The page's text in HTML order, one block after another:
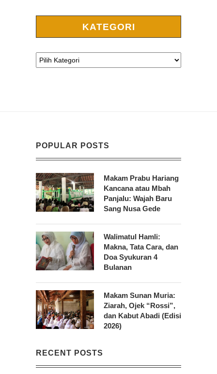
KATEGORI
POPULAR POSTS
Makam Prabu Hariang
Kancana atau Mbah
Panjalu: Wajah Baru
Sang Nusa Gede
Walimatul Hamli:
Makna, Tata Cara, dan
Doa Syukuran 4
Bulanan
Makam Sunan Muria:
Ziarah, Ojek “Rossi”,
dan Kabut Abadi (Edisi
2026)
RECENT POSTS